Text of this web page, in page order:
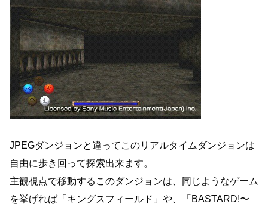
JPEGダンジョンと違ってこのリアルタイムダンジョンは
自由に歩き回って探索出来ます。
主観視点で移動するこのダンジョンは、同じようなゲーム
を挙げれば「キングスフィールド」や、「BASTARD!〜